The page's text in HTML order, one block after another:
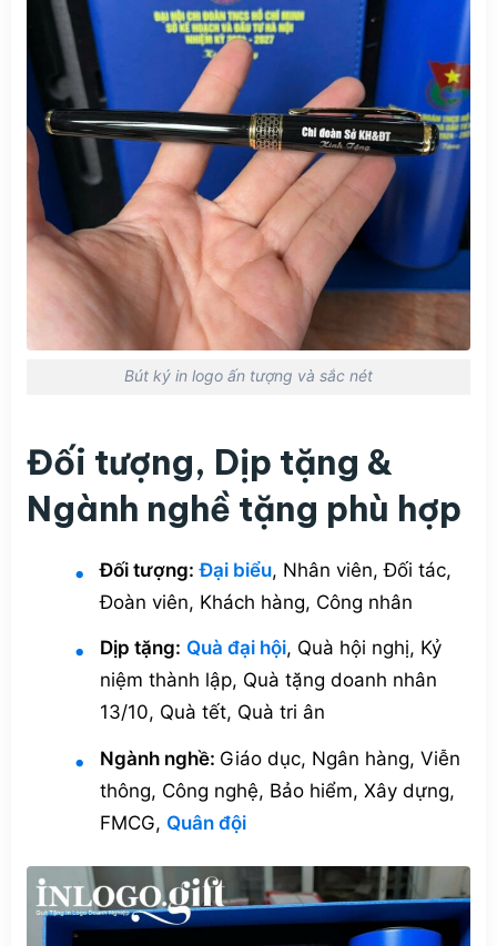
Bút ký in logo ấn tượng và sắc nét
Đối tượng, Dịp tặng &
Ngành nghề tặng phù hợp
Đối tượng: Đại biểu, Nhân viên, Đối tác,
Đoàn viên, Khách hàng, Công nhân
Dịp tặng: Quà đại hội, Quà hội nghị, Kỷ
niệm thành lập, Quà tặng doanh nhân
13/10, Quà tết, Quà tri ân
Ngành nghề: Giáo dục, Ngân hàng, Viễn
thông, Công nghệ, Bảo hiểm, Xây dựng,
FMCG, Quân đội